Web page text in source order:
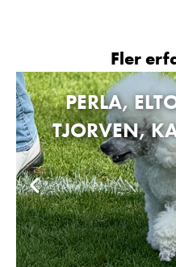
Fler
PERLA,
TJORVEN,